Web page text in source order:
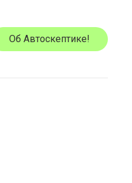
Об Автоскептике!